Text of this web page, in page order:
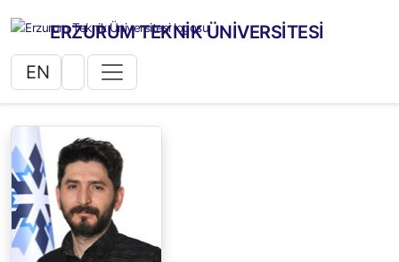
ERZURUM TEKNİK ÜNİVERSİTESİ
EN